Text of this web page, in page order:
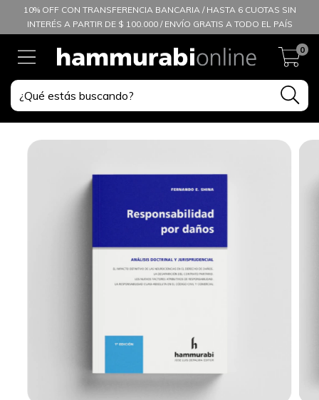
10% OFF CON TRANSFERENCIA BANCARIA / HASTA 6 CUOTAS SIN
INTERÉS A PARTIR DE $ 100.000 / ENVÍO GRATIS A TODO EL PAÍS
0